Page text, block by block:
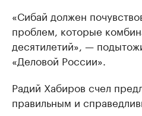
«Сибай должен
проблем, которые
десятилетий», —
«Деловой России».
Радий Хабиров счел
правильным и